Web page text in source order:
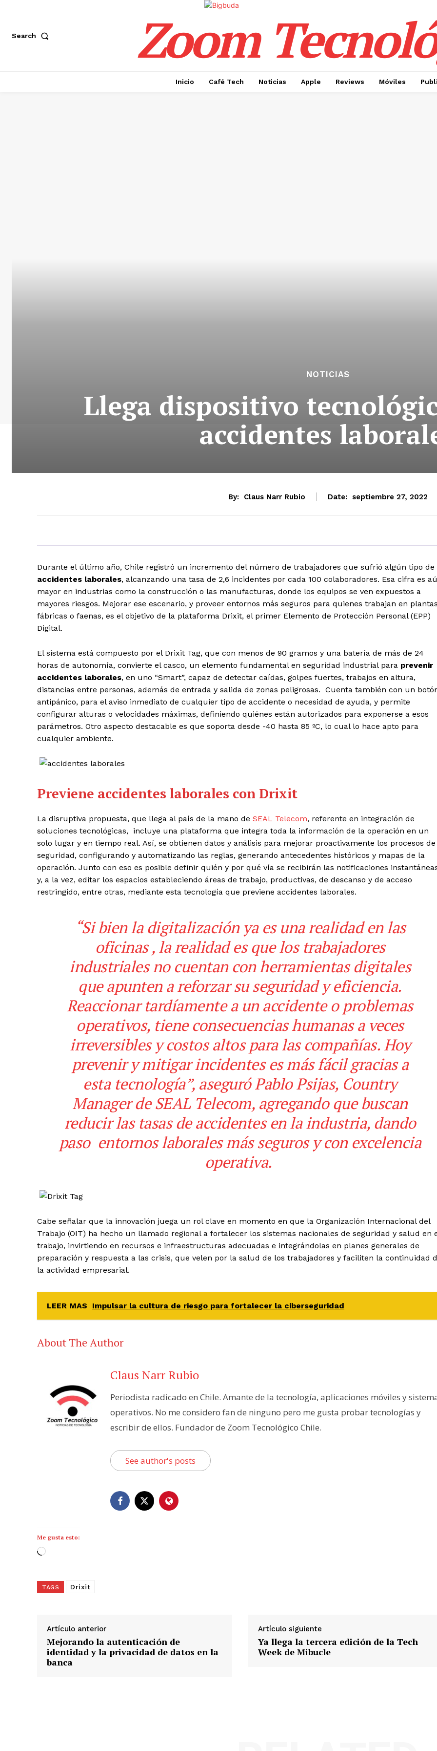
Search Zoom
Inicio Café Tech Noticias Apple Reviews Móviles
NOTICIAS
Llega dispositivo
accidentes
By: Claus Narr Rubio Date: septiembre 27, 2022
Durante el último año, Chile registró un incremento del número de trabajadores que sufrió algún tipo de
accidentes laborales, alcanzando una tasa de 2,6 incidentes por cada 100 colaboradores. Esa cifra es
mayor en industrias como la construcción o las manufacturas, donde los equipos se ven expuestos a
mayores riesgos. Mejorar ese escenario, y proveer entornos más seguros para quienes trabajan en
fábricas o faenas, es el objetivo de la plataforma Drixit, el primer Elemento de Protección Personal (EPP)
Digital.
El sistema está compuesto por el Drixit Tag, que con menos de 90 gramos y una batería de más de 24
horas de autonomía, convierte el casco, un elemento fundamental en seguridad industrial para prevenir
accidentes laborales, en uno “Smart”, capaz de detectar caídas, golpes fuertes, trabajos en altura,
distancias entre personas, además de entrada y salida de zonas peligrosas. Cuenta también con un
antipánico, para el aviso inmediato de cualquier tipo de accidente o necesidad de ayuda, y permite
configurar alturas o velocidades máximas, definiendo quiénes están autorizados para exponerse a esos
parámetros. Otro aspecto destacable es que soporta desde -40 hasta 85 ºC, lo cual lo hace apto para
cualquier ambiente.
Previene accidentes laborales con Drixit
La disruptiva propuesta, que llega al país de la mano de SEAL Telecom, referente en integración de
soluciones tecnológicas, incluye una plataforma que integra toda la información de la operación en un
solo lugar y en tiempo real. Así, se obtienen datos y análisis para mejorar proactivamente los procesos de
seguridad, configurando y automatizando las reglas, generando antecedentes históricos y mapas de la
operación. Junto con eso es posible definir quién y por qué vía se recibirán las notificaciones
y, a la vez, editar los espacios estableciendo áreas de trabajo, productivas, de descanso y de acceso
restringido, entre otras, mediante esta tecnología que previene accidentes laborales.
“Si bien la digitalización ya es una realidad en las
oficinas , la realidad es que los trabajadores
industriales no cuentan con herramientas digitales
que apunten a reforzar su seguridad y eficiencia.
Reaccionar tardíamente a un accidente o problemas
operativos, tiene consecuencias humanas a veces
irreversibles y costos altos para las compañías. Hoy
prevenir y mitigar incidentes es más fácil gracias a
esta tecnología”, aseguró Pablo Psijas, Country
Manager de SEAL Telecom, agregando que buscan
reducir las tasas de accidentes en la industria, dando
paso entornos laborales más seguros y con excelencia
operativa.
Cabe señalar que la innovación juega un rol clave en momento en que la Organización Internacional del
Trabajo (OIT) ha hecho un llamado regional a fortalecer los sistemas nacionales de seguridad y salud en
trabajo, invirtiendo en recursos e infraestructuras adecuadas e integrándolas en planes generales de
preparación y respuesta a las crisis, que velen por la salud de los trabajadores y faciliten la continuidad
la actividad empresarial.
LEER MAS Impulsar la cultura de riesgo para fortalecer la ciberseguridad
About The Author
Claus Narr Rubio
Periodista radicado en Chile. Amante de la tecnología, aplicaciones móviles y
operativos. No me considero fan de ninguno pero me gusta probar tecnologías y
escribir de ellos. Fundador de Zoom Tecnológico Chile.
See author's posts
Me gusta esto:
C
g
d
o
.
.
TAGS Drixit
Artículo anterior
Mejorando la autenticación de
identidad y la privacidad de datos en la
banca
Artículo siguiente
Ya llega la tercera edición de la Tech
Week de Mibucle